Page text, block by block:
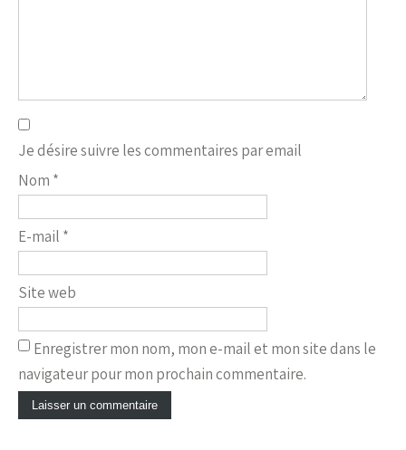
Je désire suivre les commentaires par email
Nom *
E-mail *
Site web
Enregistrer mon nom, mon e-mail et mon site dans le
navigateur pour mon prochain commentaire.